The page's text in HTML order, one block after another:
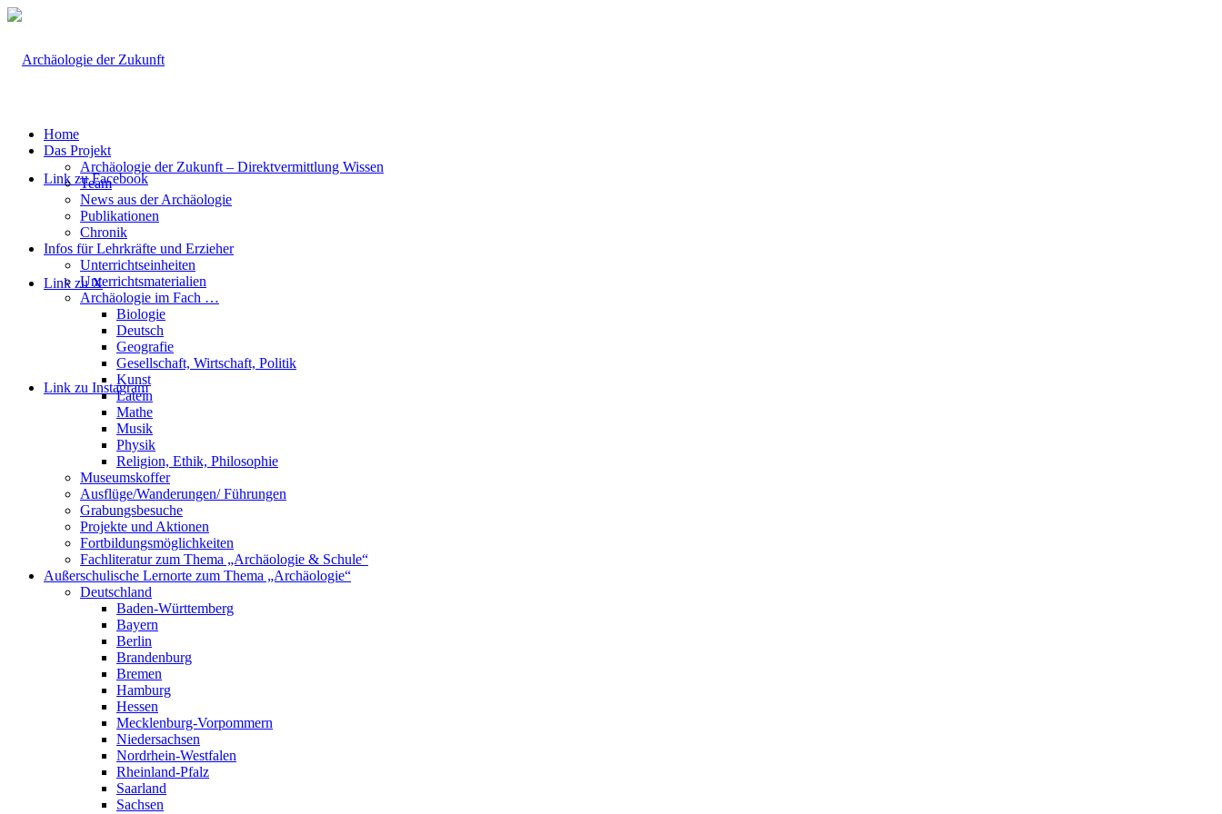
Link zu Facebook
Link zu X
Link zu Instagram
Home
Das Projekt
Archäologie der Zukunft – Direktvermittlung Wissen
Team
News aus der Archäologie
Publikationen
Chronik
Infos für Lehrkräfte und Erzieher
Unterrichtseinheiten
Unterrichtsmaterialien
Archäologie im Fach …
Biologie
Deutsch
Geografie
Gesellschaft, Wirtschaft, Politik
Kunst
Latein
Mathe
Musik
Physik
Religion, Ethik, Philosophie
Museumskoffer
Ausflüge/Wanderungen/ Führungen
Grabungsbesuche
Projekte und Aktionen
Fortbildungsmöglichkeiten
Fachliteratur zum Thema „Archäologie & Schule“
Außerschulische Lernorte zum Thema „Archäologie“
Deutschland
Baden-Württemberg
Bayern
Berlin
Brandenburg
Bremen
Hamburg
Hessen
Mecklenburg-Vorpommern
Niedersachsen
Nordrhein-Westfalen
Rheinland-Pfalz
Saarland
Sachsen